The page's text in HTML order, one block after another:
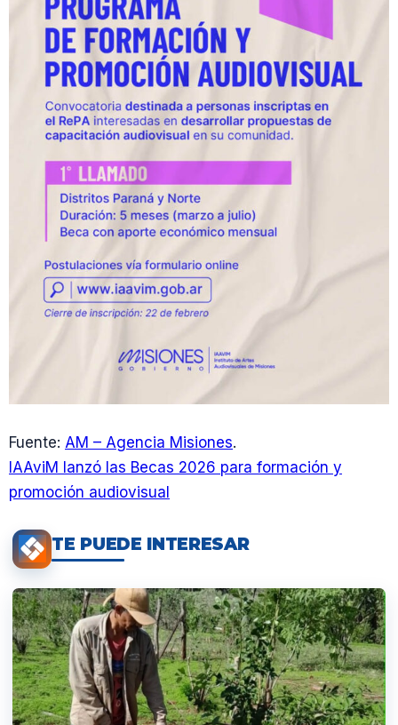
Fuente: AM – Agencia Misiones.
IAAviM lanzó las Becas 2026 para formación y
promoción audiovisual
TE PUEDE INTERESAR